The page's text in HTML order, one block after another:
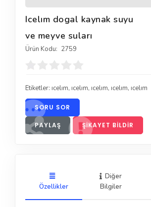
Icelım dogal kaynak suyu
ve meyve suları
Ürün Kodu: 2759
Etiketler: ıcelım, ıcelım, ıcelım, ıcelım, ıcelım
SORU SOR
PAYLAŞ ŞIKAYET BILDIR
Özellikler
Diğer
Bilgiler